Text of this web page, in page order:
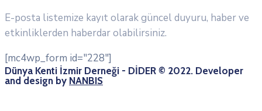
E-posta listemize kayıt olarak güncel duyuru, haber ve
etkinliklerden haberdar olabilirsiniz.
[mc4wp_form id="228"]
Dünya Kenti İzmir Derneği - DİDER © 2022. Developer
and design by NANBIS